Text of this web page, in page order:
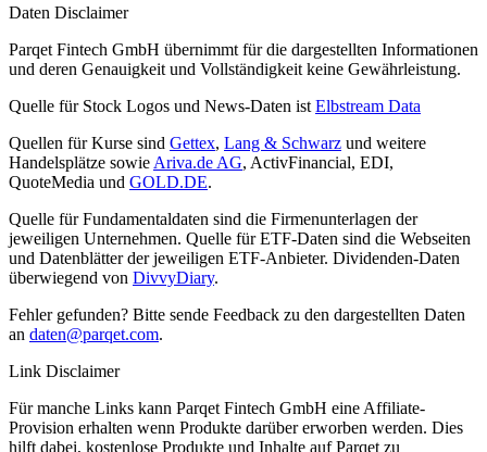
Daten Disclaimer
Parqet Fintech GmbH übernimmt für die dargestellten Informationen
und deren Genauigkeit und Vollständigkeit keine Gewährleistung.
Quelle für Stock Logos und News-Daten ist Elbstream Data
Quellen für Kurse sind Gettex, Lang & Schwarz und weitere
Handelsplätze sowie Ariva.de AG, ActivFinancial, EDI,
QuoteMedia und GOLD.DE.
Quelle für Fundamentaldaten sind die Firmenunterlagen der
jeweiligen Unternehmen. Quelle für ETF-Daten sind die Webseiten
und Datenblätter der jeweiligen ETF-Anbieter. Dividenden-Daten
überwiegend von DivvyDiary.
Fehler gefunden? Bitte sende Feedback zu den dargestellten Daten
an daten@parqet.com.
Link Disclaimer
Für manche Links kann Parqet Fintech GmbH eine Affiliate-
Provision erhalten wenn Produkte darüber erworben werden. Dies
hilft dabei, kostenlose Produkte und Inhalte auf Parqet zu